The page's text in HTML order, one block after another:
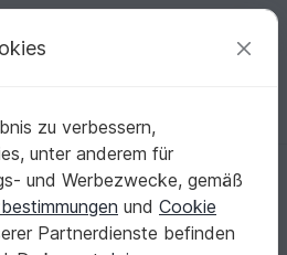
einloggen Kostenlos registrieren
Elite Autor 46k
Bewertungen
zu verbessern,
unter anderem für
und Werbezwecke, gemäß
und Cookie
Partnerdienste befinden